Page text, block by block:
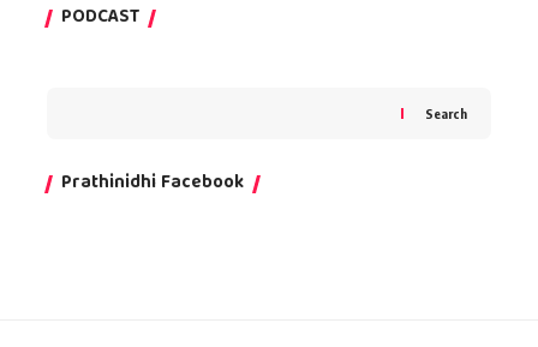
PODCAST
Search
Prathinidhi Facebook